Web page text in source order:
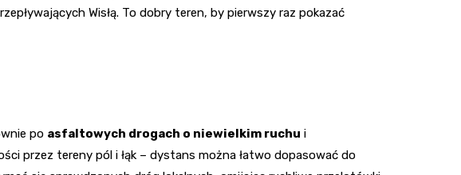
Wisłą. To dobry teren, by pierwszy raz pokazać
po asfaltowych drogach o niewielkim ruchu i
przez tereny pól i łąk – dystans można łatwo dopasować do